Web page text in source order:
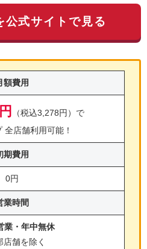
公式サイトで見る
額費用
（税込3,278円）で
全店舗利用可能！
期費用
0円
業時間
業・年中無休
舗を除く